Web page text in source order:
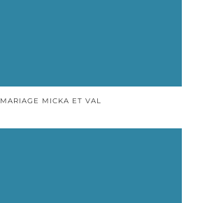
MARIAGE MICKA ET VAL